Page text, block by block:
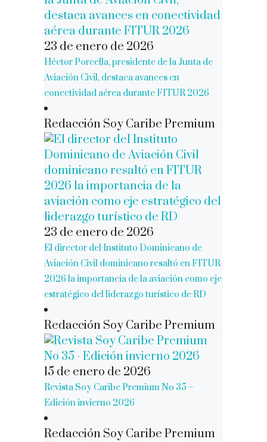
23 de enero de 2026
Héctor Porcella, presidente de la Junta de
Aviación Civil, destaca avances en
conectividad aérea durante FITUR 2026
Redacción Soy Caribe Premium
23 de enero de 2026
El director del Instituto Dominicano de
Aviación Civil dominicano resaltó en FITUR
2026 la importancia de la aviación como eje
estratégico del liderazgo turístico de RD
Redacción Soy Caribe Premium
15 de enero de 2026
Revista Soy Caribe Premium No 35 –
Edición invierno 2026
Redacción Soy Caribe Premium